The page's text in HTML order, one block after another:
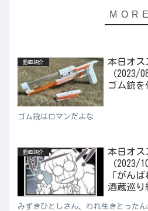
動画紹介
本日オス
（2023/
ゴム銃を
ゴム銃はロマンだよな
動画紹介
本日オス
（2023/
「がん
酒蔵巡り
みずきひとしさん、われ生きとったん